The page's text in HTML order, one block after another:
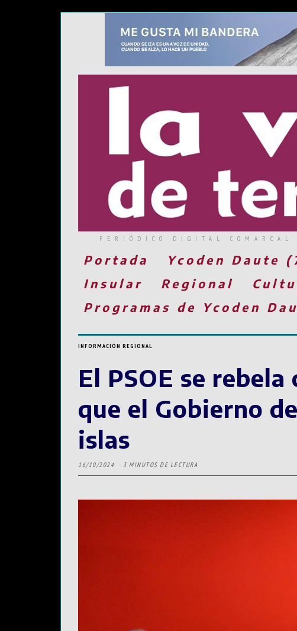
PERIÓDICO DIGITAL
Portada Ycoden Daute
Insular
Regional
Programas de Ycoden
INFORMACIÓN REGIONAL
El PSOE se
que el Gobierno
islas
16/10/2024 3 MINUTOS DE LECTURA